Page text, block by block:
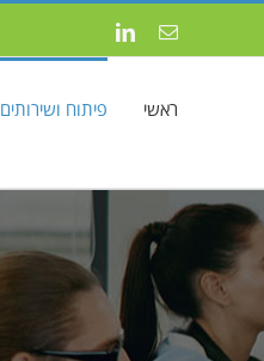
כתובתLinkedIn
ראשי פיתוח ושירותים